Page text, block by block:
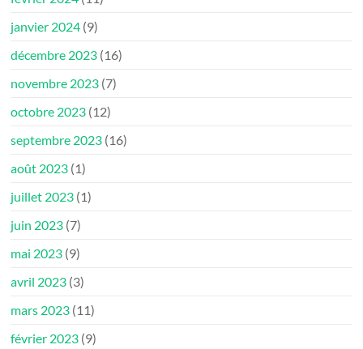
janvier 2024 (9)
décembre 2023 (16)
novembre 2023 (7)
octobre 2023 (12)
septembre 2023 (16)
août 2023 (1)
juillet 2023 (1)
juin 2023 (7)
mai 2023 (9)
avril 2023 (3)
mars 2023 (11)
février 2023 (9)